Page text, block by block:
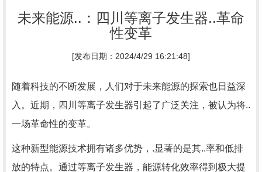
未来能源..：四川等离子发生器..革命
性变革
[发布日期：2024/4/29 16:21:48]
随着科技的不断发展，人们对于未来能源的探索也日益深
入。近期，四川等离子发生器引起了广泛关注，被认为将..
一场革命性的变革。
这种新型能源技术拥有诸多优势，.显著的是其..率和低排
放的特点。通过等离子发生器，能源转化效率得到极大提